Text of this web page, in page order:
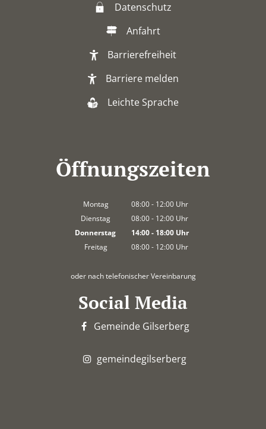
Datenschutz
Anfahrt
Barrierefreiheit
Barriere melden
Leichte Sprache
Öffnungszeiten
Montag 08:00- 12:00 Uhr
Von 08:00 bis 12:00 Uhr
Dienstag 08:00- 12:00 Uhr
Von 08:00 bis 12:00 Uhr
Donnerstag 14:00- 18:00Uhr
Von 14:00 bis 18:00 Uhr
Freitag 08:00- 12:00 Uhr
oder nach telefonischer Vereinbarung
Social Media
Gemeinde Gilserberg
gemeindegilserberg